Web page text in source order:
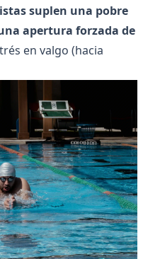
suplen una pobre
apertura forzada de
en valgo (hacia